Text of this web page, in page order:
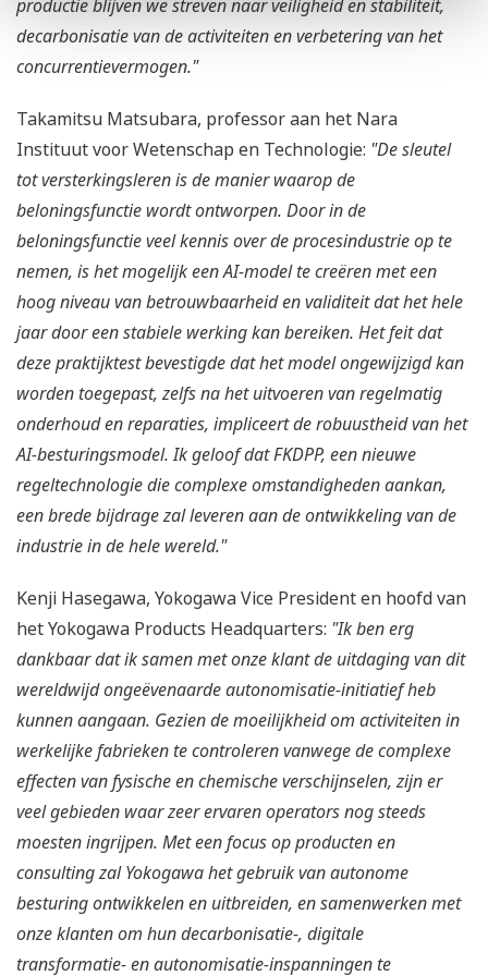
productie blijven we streven naar veiligheid en stabiliteit,
decarbonisatie van de activiteiten en verbetering van het
concurrentievermogen."
Takamitsu Matsubara, professor aan het Nara
Instituut voor Wetenschap en Technologie: "De sleutel
tot versterkingsleren is de manier waarop de
beloningsfunctie wordt ontworpen. Door in de
beloningsfunctie veel kennis over de procesindustrie op te
nemen, is het mogelijk een AI-model te creëren met een
hoog niveau van betrouwbaarheid en validiteit dat het hele
jaar door een stabiele werking kan bereiken. Het feit dat
deze praktijktest bevestigde dat het model ongewijzigd kan
worden toegepast, zelfs na het uitvoeren van regelmatig
onderhoud en reparaties, impliceert de robuustheid van het
AI-besturingsmodel. Ik geloof dat FKDPP, een nieuwe
regeltechnologie die complexe omstandigheden aankan,
een brede bijdrage zal leveren aan de ontwikkeling van de
industrie in de hele wereld."
Kenji Hasegawa, Yokogawa Vice President en hoofd van
het Yokogawa Products Headquarters: "Ik ben erg
dankbaar dat ik samen met onze klant de uitdaging van dit
wereldwijd ongeëvenaarde autonomisatie-initiatief heb
kunnen aangaan. Gezien de moeilijkheid om activiteiten in
werkelijke fabrieken te controleren vanwege de complexe
effecten van fysische en chemische verschijnselen, zijn er
veel gebieden waar zeer ervaren operators nog steeds
moesten ingrijpen. Met een focus op producten en
consulting zal Yokogawa het gebruik van autonome
besturing ontwikkelen en uitbreiden, en samenwerken met
onze klanten om hun decarbonisatie-, digitale
transformatie- en autonomisatie-inspanningen te